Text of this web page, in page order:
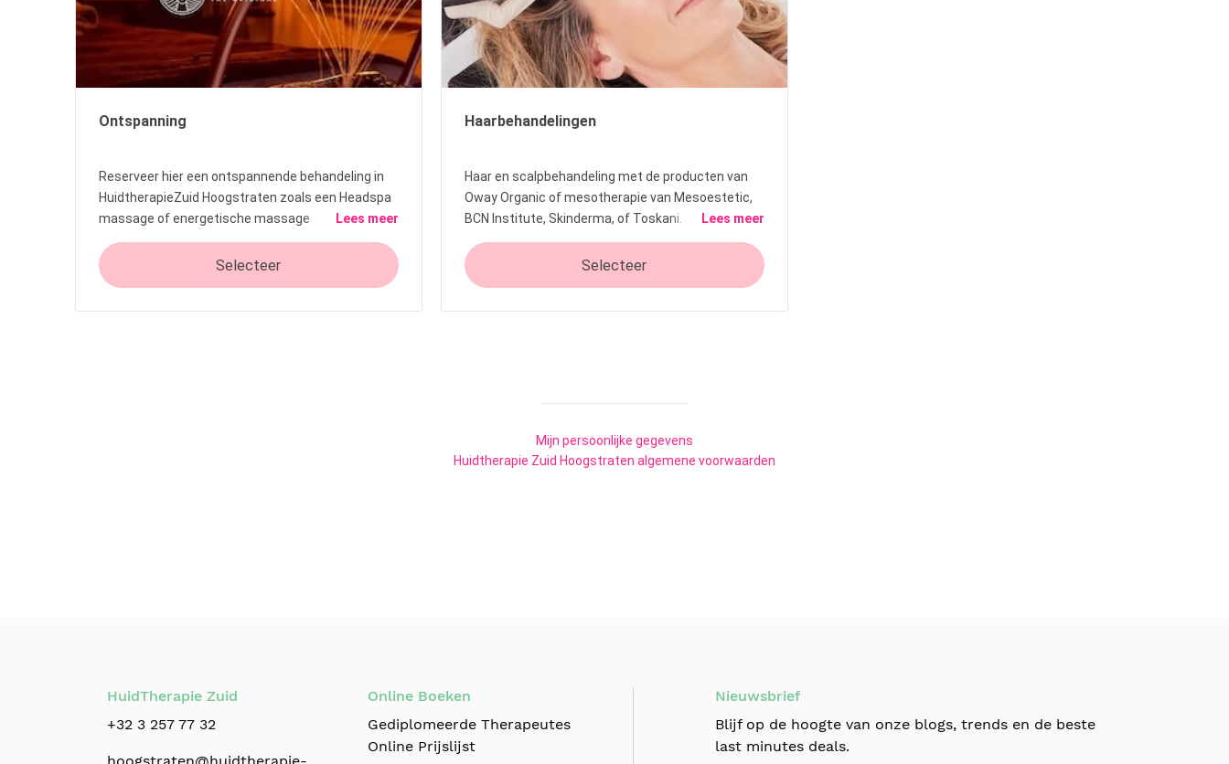
HuidTherapie Zuid
+32 3 257 77 32
Online Boeken
Gediplomeerde Therapeutes
Online Prijslijst
Nieuwsbrief
Blijf op de hoogte van onze blogs, trends en de beste
last minutes deals.